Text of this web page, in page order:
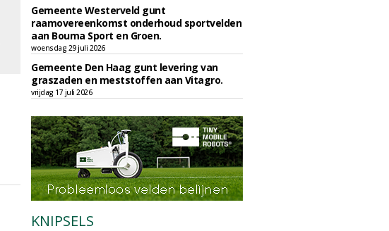
Gemeente Westerveld gunt
raamovereenkomst onderhoud sportvelden
aan Bouma Sport en Groen.
woensdag 29 juli 2026
Gemeente Den Haag gunt levering van
graszaden en meststoffen aan Vitagro.
vrijdag 17 juli 2026
KNIPSELS